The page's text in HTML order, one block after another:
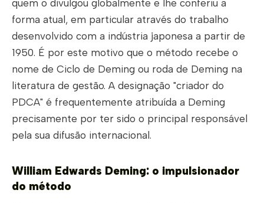
quem o divulgou globalmente e lhe conferiu a
forma atual, em particular através do trabalho
desenvolvido com a indústria japonesa a partir de
1950. É por este motivo que o método recebe o
nome de Ciclo de Deming ou roda de Deming na
literatura de gestão. A designação "criador do
PDCA" é frequentemente atribuída a Deming
precisamente por ter sido o principal responsável
pela sua difusão internacional.
William Edwards Deming: o impulsionador
do método